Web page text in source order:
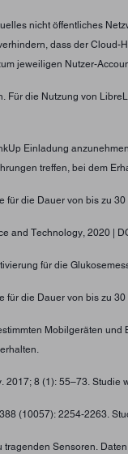
nicht öffentliches
dass der
jeweiligen Nutzer-
Für die Nutzung von
Einladung
treffen, bei dem
für die Dauer von bis zu
and Technology, 2020 |
für die
für die Dauer von bis zu
Mobilgeräten
2017; 8 (1): 55–73.
(10057): 2254-2263.
tragenden Sensoren.